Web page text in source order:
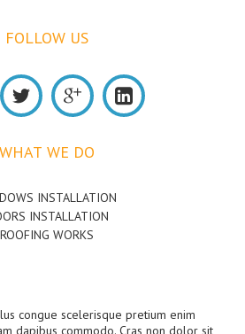
FOLLOW US
WHAT WE DO
INSTALLATION
INSTALLATION
ROOFING WORKS
congue scelerisque pretium enim
dapibus commodo. Cras non dolor sit